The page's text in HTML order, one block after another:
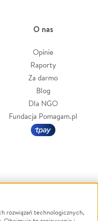
O nas
Opinie
Raporty
Za darmo
Blog
Dla NGO
Fundacja Pomagam.pl
Powódź
rozwiązań technologicznych,